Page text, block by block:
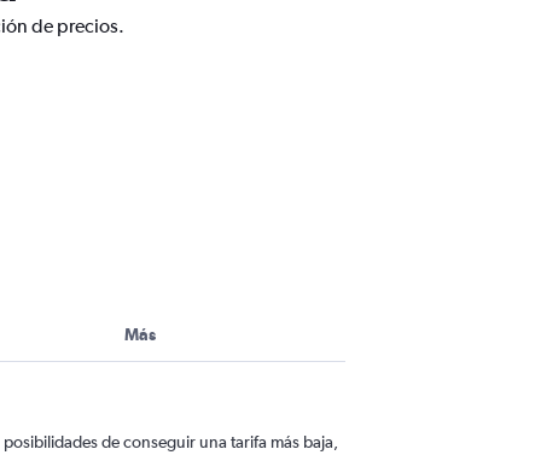
de precios.
Más
de conseguir una tarifa más baja,